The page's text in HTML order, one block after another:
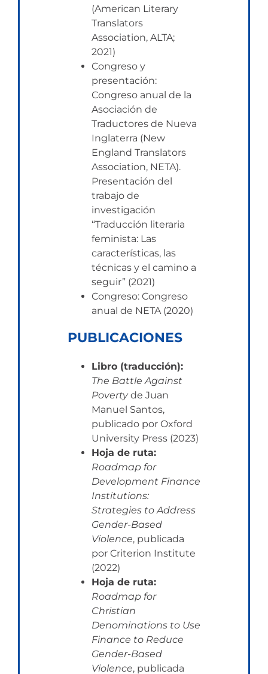
(American Literary
Translators
Association, ALTA;
2021)
Congreso y
presentación:
Congreso anual de la
Asociación de
Traductores de Nueva
Inglaterra (New
England Translators
Association, NETA).
Presentación del
trabajo de
investigación
“Traducción literaria
feminista: Las
características, las
técnicas y el camino a
seguir” (2021)
Congreso: Congreso
anual de NETA (2020)
PUBLICACIONES
Libro (traducción):
The Battle Against
Povertyde Juan
Manuel Santos,
publicado por Oxford
University Press (2023)
Hoja de ruta:
Roadmap for
Development Finance
Institutions:
Strategies to Address
Gender-Based
Violence, publicada
por Criterion Institute
(2022)
Hoja de ruta:
Roadmap for
Christian
Denominations to Use
Finance to Reduce
Gender-Based
Violence, publicada